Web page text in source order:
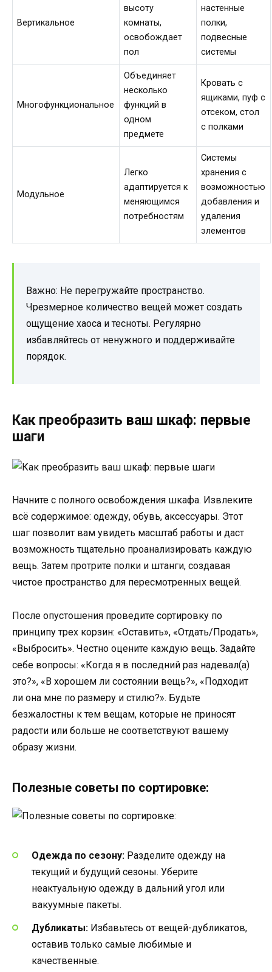
Вертикальное
высоту
комнаты,
освобождает
пол
настенные
полки,
подвесные
системы
Многофункциональное
Объединяет
несколько
функций в
одном
предмете
Кровать с
ящиками, пуф с
отсеком, стол
с полками
Модульное
Легко
адаптируется к
меняющимся
потребностям
Системы
хранения с
возможностью
добавления и
удаления
элементов
Важно: Не перегружайте пространство.
Чрезмерное количество вещей может создать
ощущение хаоса и тесноты. Регулярно
избавляйтесь от ненужного и поддерживайте
порядок.
Как преобразить ваш шкаф: первые
шаги
Начните с полного освобождения шкафа. Извлеките
всё содержимое: одежду, обувь, аксессуары. Этот
шаг позволит вам увидеть масштаб работы и даст
возможность тщательно проанализировать каждую
вещь. Затем протрите полки и штанги, создавая
чистое пространство для пересмотренных вещей.
После опустошения проведите сортировку по
принципу трех корзин: «Оставить», «Отдать/Продать»,
«Выбросить». Честно оцените каждую вещь. Задайте
себе вопросы: «Когда я в последний раз надевал(а)
это?», «В хорошем ли состоянии вещь?», «Подходит
ли она мне по размеру и стилю?». Будьте
безжалостны к тем вещам, которые не приносят
радости или больше не соответствуют вашему
образу жизни.
Полезные советы по сортировке:
Одежда по сезону: Разделите одежду на
текущий и будущий сезоны. Уберите
неактуальную одежду в дальний угол или
вакуумные пакеты.
Дубликаты: Избавьтесь от вещей-дубликатов,
оставив только самые любимые и
качественные.